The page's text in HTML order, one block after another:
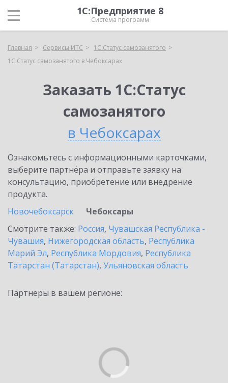
1С:Предприятие 8
Система программ
Главная Сервисы ИТС
1С:Статус самозанятого
1С:Статус самозанятого в Чебоксарах
Заказать 1С:Статус
самозанятого
в Чебоксарах
Ознакомьтесь с информационными карточками,
выберите партнёра и отправьте заявку на
консультацию, приобретение или внедрение
продукта.
Новочебоксарск
Чебоксары
Смотрите также: Россия, Чувашская Республика -
Чувашия, Нижегородская область, Республика
Марий Эл, Республика Мордовия, Республика
Татарстан (Татарстан), Ульяновская область
Партнеры в вашем регионе: